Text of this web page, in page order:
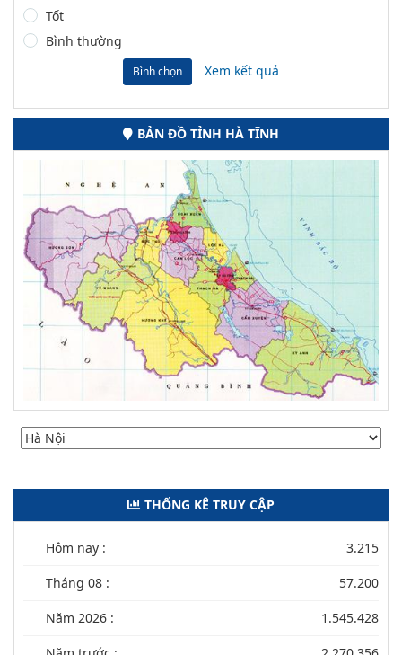
Tốt
Bình thường
Bình chọn Xem kết quả
BẢN ĐỒ TỈNH HÀ TĨNH
THỐNG KÊ TRUY CẬP
Hôm nay : 3.215
Tháng 08 : 57.200
Năm 2026 : 1.545.428